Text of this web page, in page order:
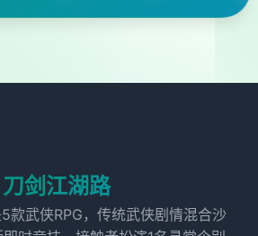
刀剑江湖路
5款武侠RPG，传统武侠剧情混合沙